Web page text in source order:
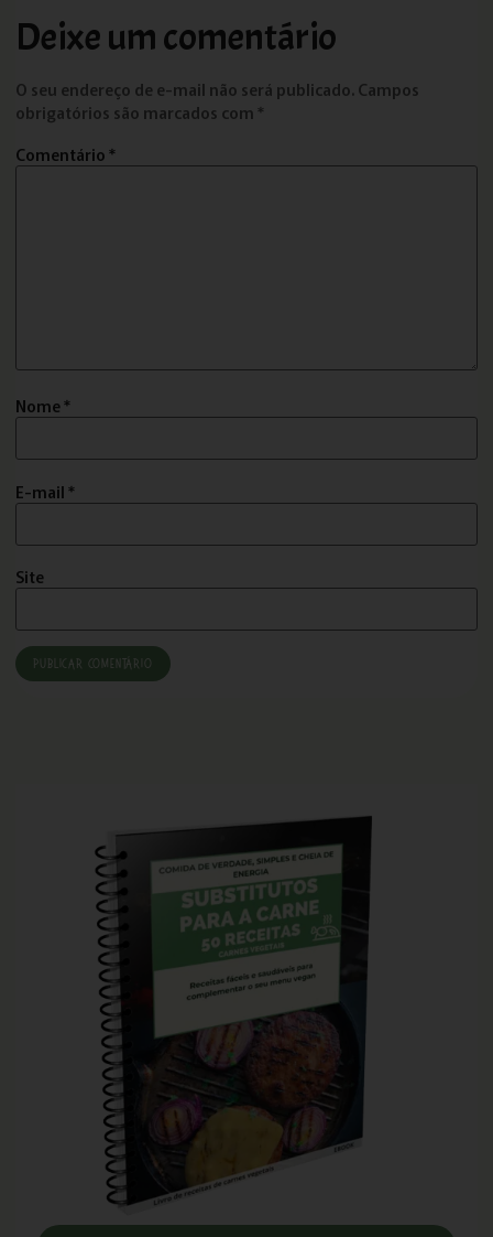
Deixe um comentário
O seu endereço de e-mail não será publicado.Campos
obrigatórios são marcados com *
Comentário*
Nome*
E-mail*
Site